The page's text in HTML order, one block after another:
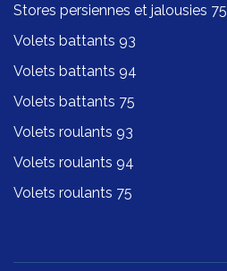
Stores persiennes et jalousies 75
Volets battants 93
Volets battants 94
Volets battants 75
Volets roulants 93
Volets roulants 94
Volets roulants 75